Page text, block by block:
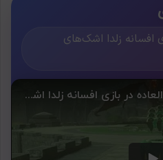
افسانه زلدا اشک‌های